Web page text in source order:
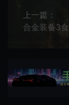
上一篇：